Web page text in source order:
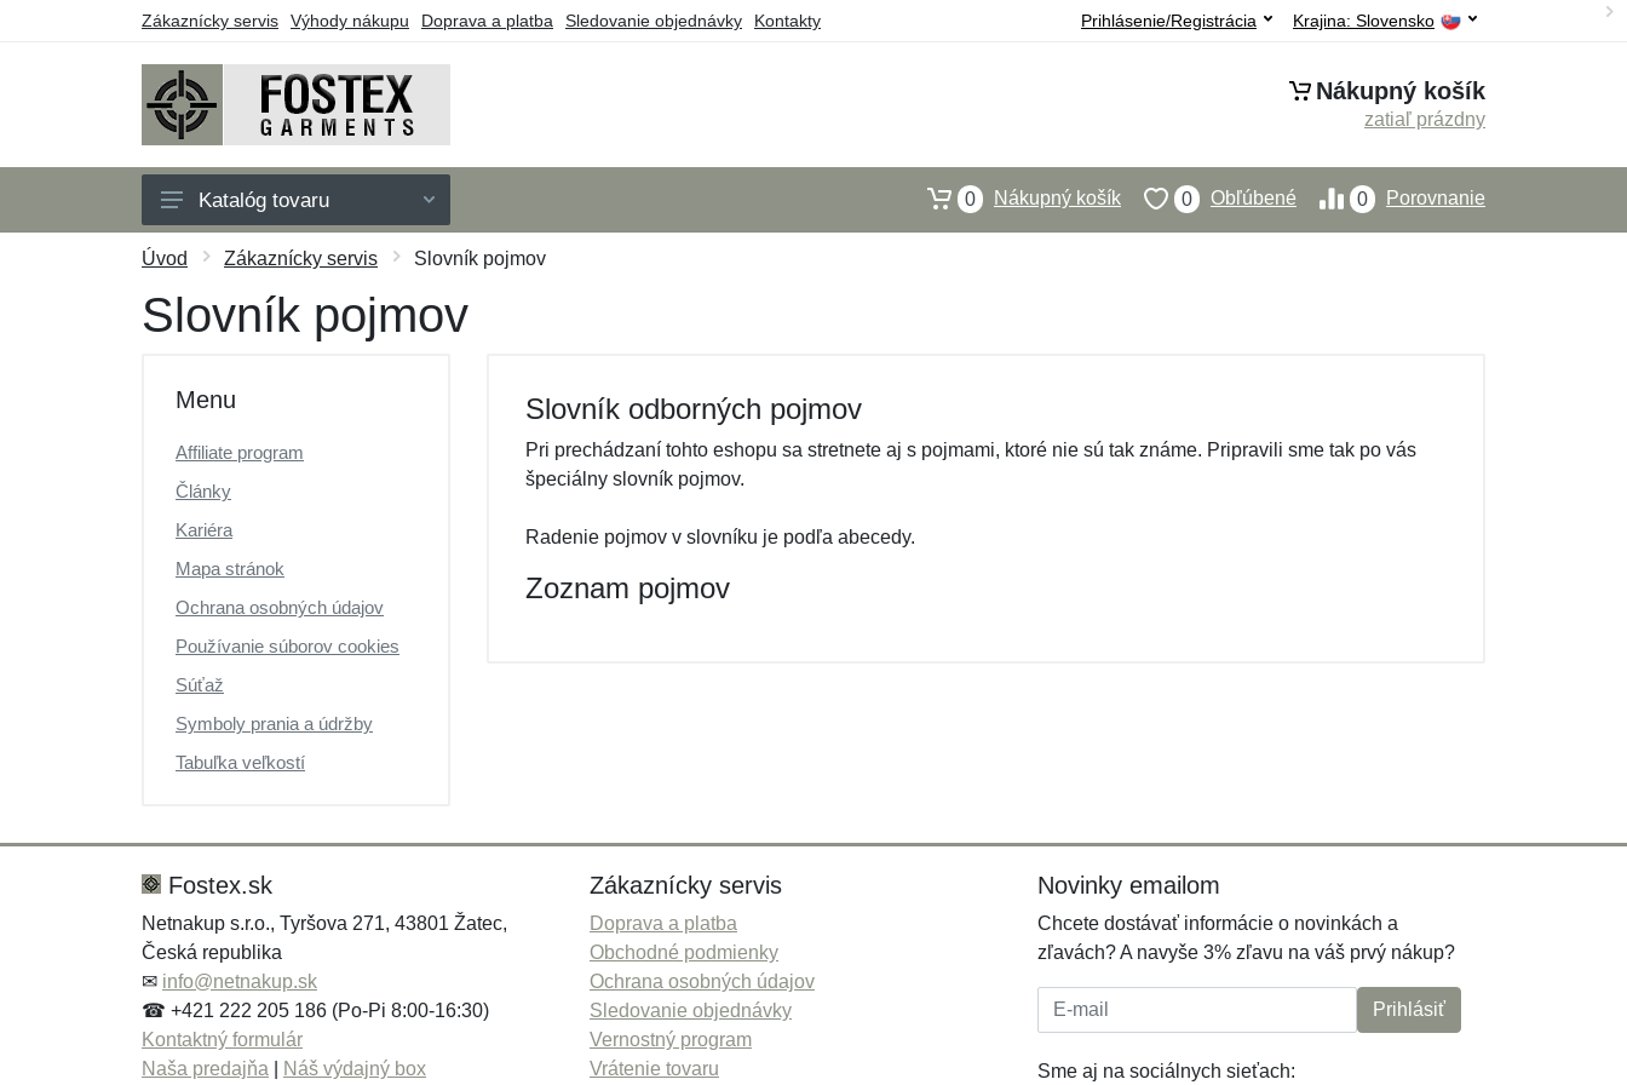
Zákaznícky servis Výhody nákupu Doprava a platba Sledovanie objednávky Kontakty Krajina: Slovensko
Prihlásenie/Registrácia
Nákupný košík
zatiaľ prázdny
Pánske
Detské
Výpredaj
Katalóg tovaru 0 Porovnanie
0 Obľúbené
0 Nákupný košík
Úvod Zákaznícky servis Slovník pojmov
Slovník pojmov
Menu
Affiliate program
Články
Kariéra
Mapa stránok
Ochrana osobných údajov
Používanie súborov cookies
Súťaž
Symboly prania a údržby
Tabuľka veľkostí
Slovník odborných pojmov
Pri prechádzaní tohto eshopu sa stretnete aj s pojmami, ktoré nie sú tak známe. Pripravili sme tak po vás
špeciálny slovník pojmov.
Radenie pojmov v slovníku je podľa abecedy.
Zoznam pojmov
Fostex.sk
Netnakup s.r.o., Tyršova 271, 43801 Žatec,
Česká republika
✉ info@netnakup.sk
☎ +421 222 205 186 (Po-Pi 8:00-16:30)
Kontaktný formulár
Naša predajňa
Náš výdajný box
Zákaznícky servis
Doprava a platba
Obchodné podmienky
Ochrana osobných údajov
Sledovanie objednávky
Vernostný program
Vrátenie tovaru
Novinky emailom
Chcete dostávať informácie o novinkách a
zľavách? A navyše 3% zľavu na váš prvý nákup?
E-mail: Prihlásiť
Sme aj na sociálnych sieťach: